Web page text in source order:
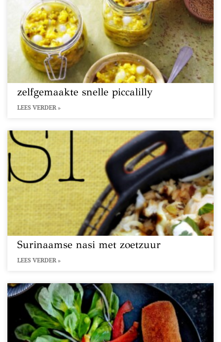
zelfgemaakte snelle piccalilly
LEES VERDER »
Surinaamse nasi met zoetzuur
LEES VERDER »